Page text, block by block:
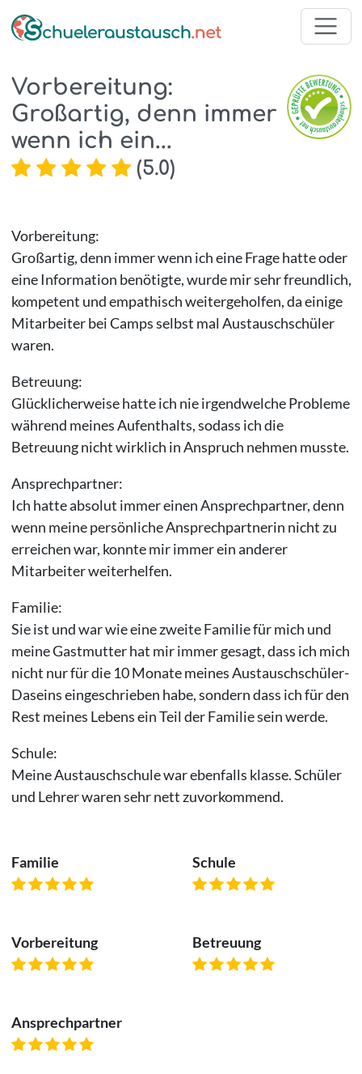
Vorbereitung:
Großartig, denn immer
wenn ich ein...
(5.0)
Vorbereitung:
Großartig, denn immer wenn ich eine Frage hatte oder
eine Information benötigte, wurde mir sehr freundlich,
kompetent und empathisch weitergeholfen, da einige
Mitarbeiter bei Camps selbst mal Austauschschüler
waren.
Betreuung:
Glücklicherweise hatte ich nie irgendwelche Probleme
während meines Aufenthalts, sodass ich die
Betreuung nicht wirklich in Anspruch nehmen musste.
Ansprechpartner:
Ich hatte absolut immer einen Ansprechpartner, denn
wenn meine persönliche Ansprechpartnerin nicht zu
erreichen war, konnte mir immer ein anderer
Mitarbeiter weiterhelfen.
Familie:
Sie ist und war wie eine zweite Familie für mich und
meine Gastmutter hat mir immer gesagt, dass ich mich
nicht nur für die 10 Monate meines Austauschschüler-
Daseins eingeschrieben habe, sondern dass ich für den
Rest meines Lebens ein Teil der Familie sein werde.
Schule:
Meine Austauschschule war ebenfalls klasse. Schüler
und Lehrer waren sehr nett zuvorkommend.
Familie Schule
Vorbereitung Betreuung
Ansprechpartner